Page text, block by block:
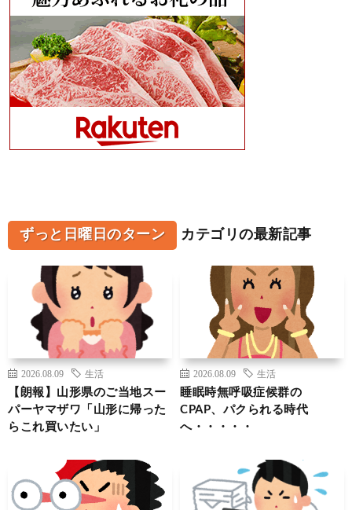
ずっと日曜日のターン カテゴリの最新記事
2026.08.09 生活
【朗報】山形県のご当地スー
パーヤマザワ「山形に帰った
らこれ買いたい」
2026.08.09 生活
睡眠時無呼吸症候群の
CPAP、パクられる時代
へ・・・・・